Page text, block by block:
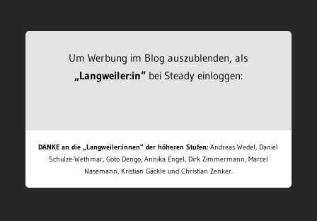
Um Werbung im Blog auszublenden, als
„Langweiler:in“bei Steady einloggen:
DANKE an die „Langweiler:innen“ der höheren Stufen: Andreas Wedel, Daniel
Schulze-Wethmar, Goto Dengo, Annika Engel, Dirk Zimmermann, Marcel
Nasemann, Kristian Gäckle und Christian Zenker.